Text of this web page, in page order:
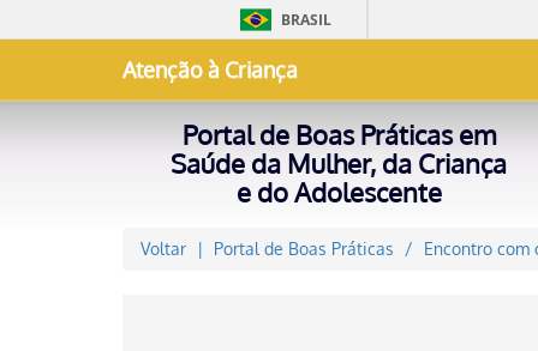
BRASIL
Atenção à Criança
Portal de Boas Práticas em
Saúde da Mulher, da Criança
e do Adolescente
Voltar Portal de Boas Práticas Encontro com